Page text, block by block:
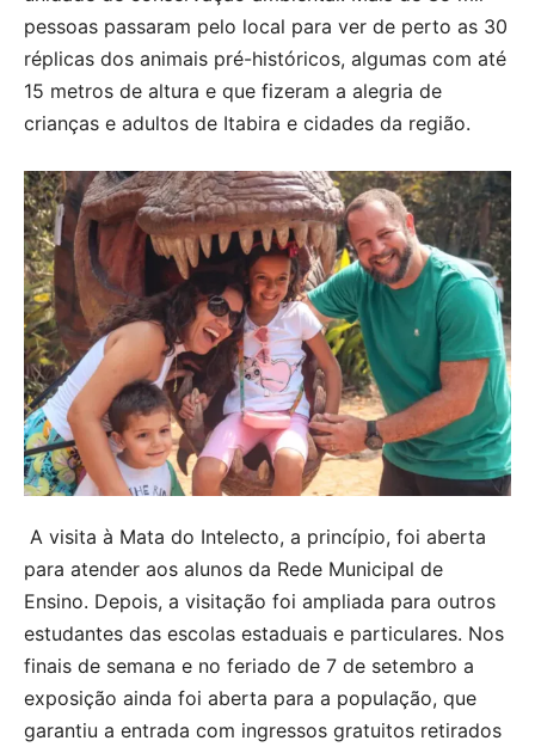
pessoas passaram pelo local para ver de perto as 30
réplicas dos animais pré-históricos, algumas com até
15 metros de altura e que fizeram a alegria de
crianças e adultos de Itabira e cidades da região.
A visita à Mata do Intelecto, a princípio, foi aberta
para atender aos alunos da Rede Municipal de
Ensino. Depois, a visitação foi ampliada para outros
estudantes das escolas estaduais e particulares. Nos
finais de semana e no feriado de 7 de setembro a
exposição ainda foi aberta para a população, que
garantiu a entrada com ingressos gratuitos retirados